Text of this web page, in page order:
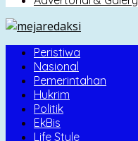
Peristiwa
Nasional
Pemerintahan
Hukrim
Politik
EkBis
Life Style